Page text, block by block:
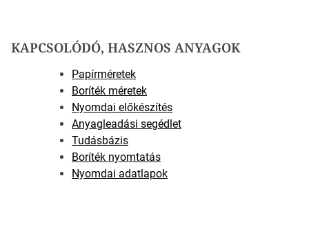
KAPCSOLÓDÓ, HASZNOS ANYAGOK
Papírméretek
Boríték méretek
Nyomdai előkészítés
Anyagleadási segédlet
Tudásbázis
Boríték nyomtatás
Nyomdai adatlapok